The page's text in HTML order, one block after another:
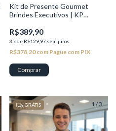
Kit de Presente Gourmet
Brindes Executivos | KP
R$389,90
3 xde R$129,97 sem juros
R$378,20com Pague com PIX
1/3
GRÁTIS